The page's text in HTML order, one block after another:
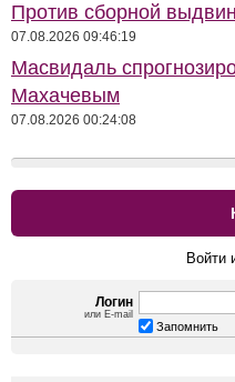
Против сборной
07.08.2026 09:46:19
Масвидаль
Махачевым
07.08.2026 00:24:08
Войти
Логин
или E-mail
Запомнить